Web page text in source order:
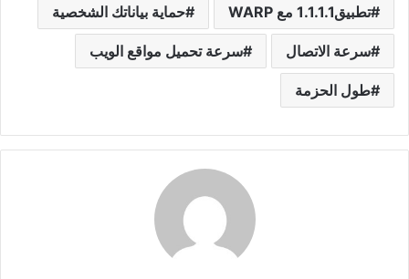
تطبيق1.1.1.1 مع WARP حماية بياناتك الشخصية
سرعة الاتصال سرعة تحميل مواقع الويب
طول الحزمة